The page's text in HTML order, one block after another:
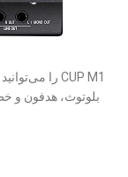
بلوتوث، هدفون و